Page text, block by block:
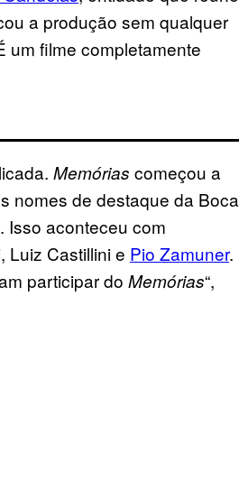
a produção sem qualquer
um filme completamente
Memórias começou a
nomes de destaque da Boca
Isso aconteceu com
Luiz Castillini e Pio Zamuner.
participar do Memórias“,